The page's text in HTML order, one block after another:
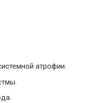
атрофии.